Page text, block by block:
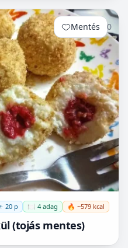
Mentés 0
20 p 🍽️ 4 adag 🔥 ~579 kcal
(tojás mentes)